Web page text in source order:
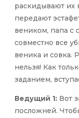
раскидывают их
передают
веником, папа с
совместно все
веника и совка.
нельзя! Как
заданием,
Ведущий 1: Вот
посложней.